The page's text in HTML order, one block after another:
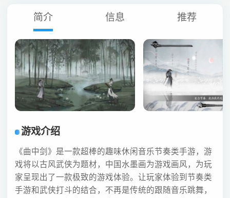
简介 信息 推荐
游戏介绍
《曲中剑》是一款超棒的趣味休闲音乐节奏类手游，游
戏将以古风武侠为题材，中国水墨画为游戏画风，为玩
家呈现出了一款极致的游戏体验。让玩家体验到节奏类
手游和武侠打斗的结合，不再是传统的跟随音乐跳舞，